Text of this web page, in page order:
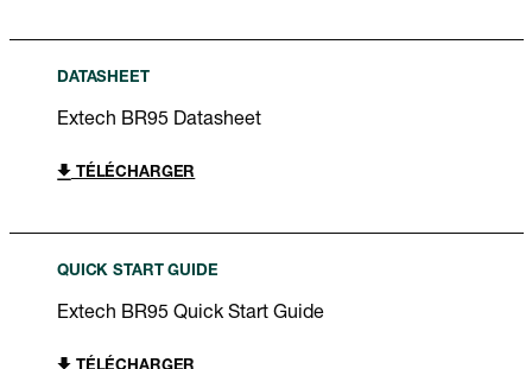
DATASHEET
Extech BR95 Datasheet
TÉLÉCHARGER
QUICK START GUIDE
Extech BR95 Quick Start Guide